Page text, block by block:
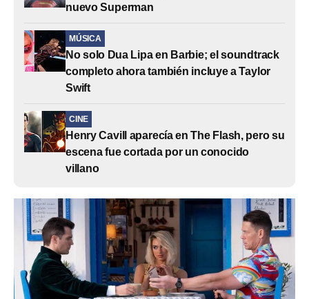
nuevo Superman
MÚSICA
No solo Dua Lipa en Barbie; el soundtrack
completo ahora también incluye a Taylor
Swift
CINE
Henry Cavill aparecía en The Flash, pero su
escena fue cortada por un conocido
villano